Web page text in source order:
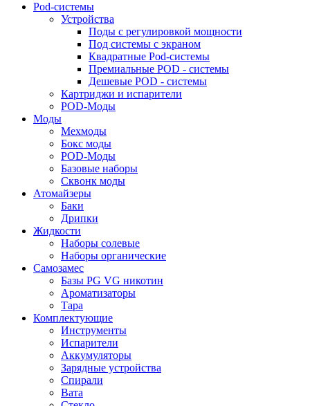
Pod-системы
Устройства
Поды с регулировкой мощности
Под системы с экраном
Квадратные Pod-системы
Премиальные POD - системы
Дешевые POD - системы
Картриджи и испарители
POD-Моды
Моды
Мехмоды
Бокс моды
POD-Моды
Базовые наборы
Сквонк моды
Атомайзеры
Баки
Дрипки
Жидкости
Наборы солевые
Наборы органические
Самозамес
Базы PG VG никотин
Ароматизаторы
Тара
Комплектующие
Инструменты
Испарители
Аккумуляторы
Зарядные устройства
Спирали
Вата